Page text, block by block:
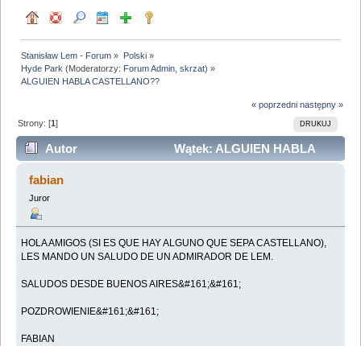
Stanisław Lem - Forum » Polski»
Hyde Park (Moderatorzy: Forum Admin ,skrzat) »
ALGUIEN HABLA CASTELLANO??
« poprzedni następny »
DRUKUJ
Strony: [1]
Autor
Wątek: ALGUIEN HABLA
CASTELLANO?? (Przeczytany 37024 razy)
fabian
Juror
HOLA AMIGOS (SI ES QUE HAY ALGUNO QUE SEPA CASTELLANO),
LES MANDO UN SALUDO DE UN ADMIRADOR DE LEM.
SALUDOS DESDE BUENOS AIRES&#161;&#161;
POZDROWIENIE&#161;&#161;
FABIAN